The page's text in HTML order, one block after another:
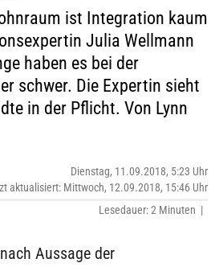
ist Integration kaum
Julia Wellmann
haben es bei der
schwer. Die Expertin sieht
in der Pflicht. Von Lynn
Dienstag, 11.09.2018, 5:23 Uhr
aktualisiert: Mittwoch, 12.09.2018, 15:46 Uhr
Lesedauer: 2 Minuten |
Aussage der